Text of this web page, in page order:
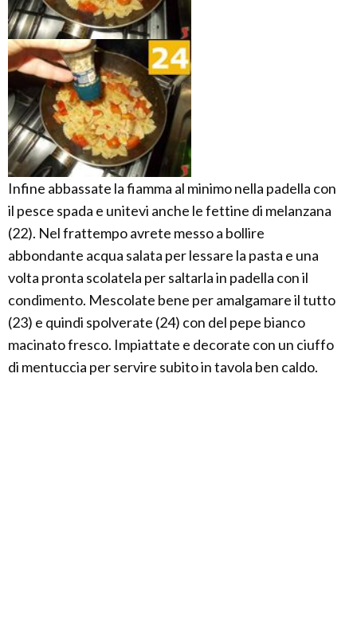
Infine abbassate la fiamma al minimo nella padella con
il pesce spada e unitevi anche le fettine di melanzana
(22). Nel frattempo avrete messo a bollire
abbondante acqua salata per lessare la pasta e una
volta pronta scolatela per saltarla in padella con il
condimento. Mescolate bene per amalgamare il tutto
(23) e quindi spolverate (24) con del pepe bianco
macinato fresco. Impiattate e decorate con un ciuffo
di mentuccia per servire subito in tavola ben caldo.